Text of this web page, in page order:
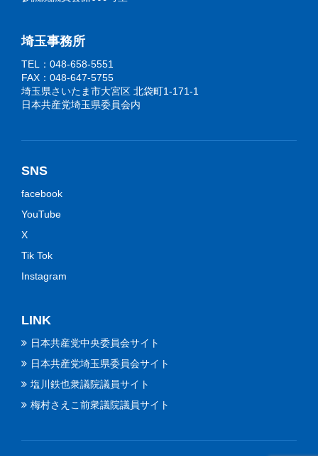
埼玉事務所
TEL：048-658-5551
FAX：048-647-5755
埼玉県さいたま市大宮区 北袋町1-171-1
日本共産党埼玉県委員会内
SNS
facebook
YouTube
X
Tik Tok
Instagram
LINK
日本共産党中央委員会サイト
日本共産党埼玉県委員会サイト
塩川鉄也衆議院議員サイト
梅村さえこ前衆議院議員サイト